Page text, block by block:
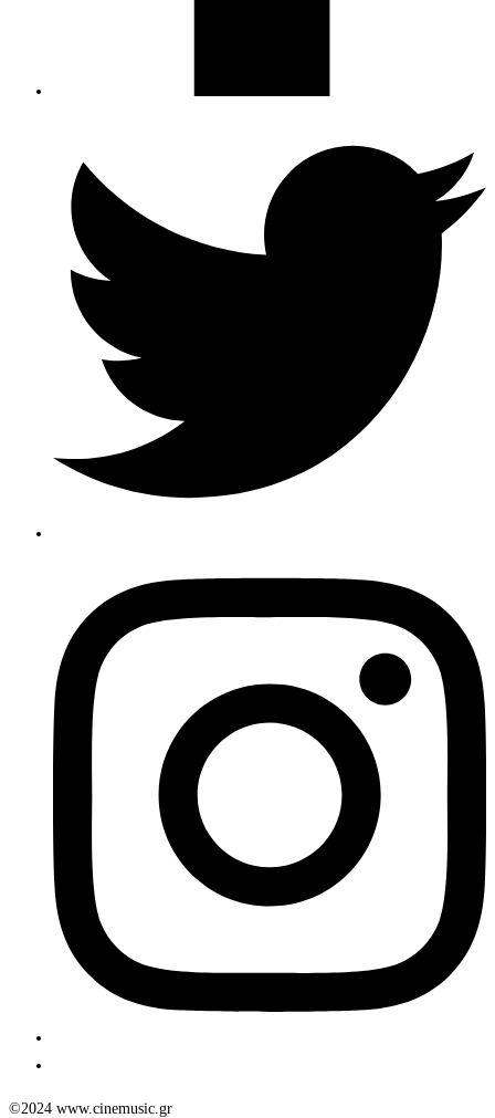
©2024 www.cinemusic.gr